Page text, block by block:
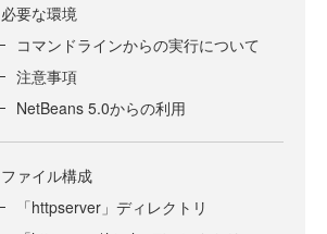
必要な環境
コマンドラインからの実行について
注意事項
NetBeans 5.0からの利用
ファイル構成
「httpserver」ディレクトリ